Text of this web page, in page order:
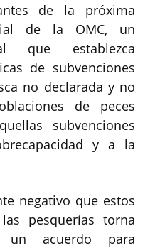
de la próxima
de la OMC, un
que establezca
de subvenciones
no declarada y no
de peces
subvenciones
y a la
negativo que estos
pesquerías torna
un acuerdo para